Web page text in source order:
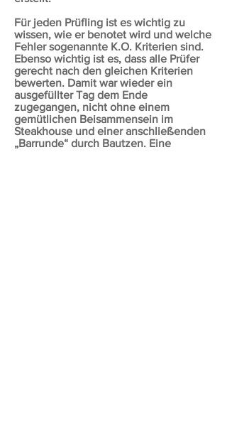
Für jeden Prüfling ist es wichtig zu
wissen, wie er benotet wird und welche
Fehler sogenannte K.O. Kriterien sind.
Ebenso wichtig ist es, dass alle Prüfer
gerecht nach den gleichen Kriterien
bewerten. Damit war wieder ein
ausgefüllter Tag dem Ende
zugegangen, nicht ohne einem
gemütlichen Beisammensein im
Steakhouse und einer anschließenden
„Barrunde“ durch Bautzen. Eine